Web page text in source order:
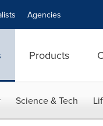
Agencies
Products
Science & Tech